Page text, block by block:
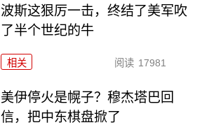
波斯这狠厉一击，终结了美军吹
了半个世纪的牛
相关 阅读 17981
美伊停火是幌子？穆杰塔巴回
信，把中东棋盘掀了